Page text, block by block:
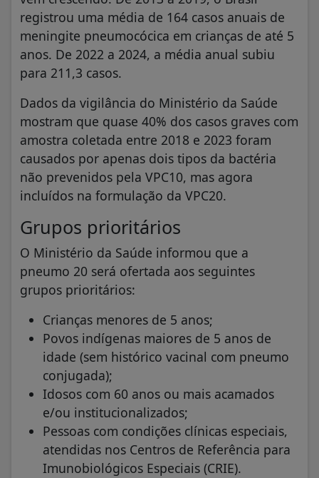
registrou uma média de 164 casos anuais de
meningite pneumocócica em crianças de até 5
anos. De 2022 a 2024, a média anual subiu
para 211,3 casos.
Dados da vigilância do Ministério da Saúde
mostram que quase 40% dos casos graves com
amostra coletada entre 2018 e 2023 foram
causados por apenas dois tipos da bactéria
não prevenidos pela VPC10, mas agora
incluídos na formulação da VPC20.
Grupos prioritários
O Ministério da Saúde informou que a
pneumo 20 será ofertada aos seguintes
grupos prioritários:
Crianças menores de 5 anos;
Povos indígenas maiores de 5 anos de
idade (sem histórico vacinal com pneumo
conjugada);
Idosos com 60 anos ou mais acamados
e/ou institucionalizados;
Pessoas com condições clínicas especiais,
atendidas nos Centros de Referência para
Imunobiológicos Especiais (CRIE).